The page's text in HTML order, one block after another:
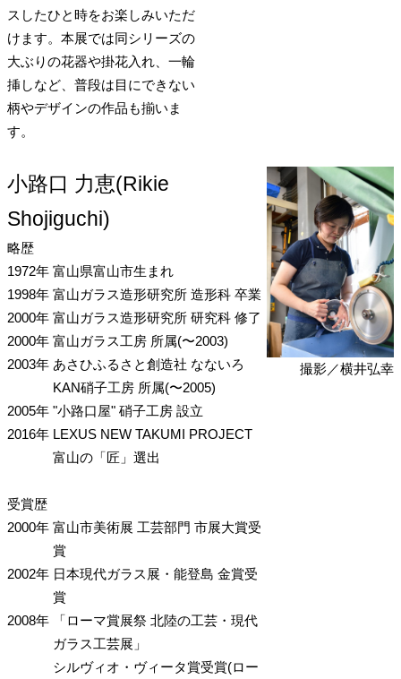
スしたひと時をお楽しみいただ
けます。本展では同シリーズの
大ぶりの花器や掛花入れ、一輪
挿しなど、普段は目にできない
柄やデザインの作品も揃いま
す。
小路口 力恵(Rikie
Shojiguchi)
略歴
1972年 富山県富山市生まれ
1998年 富山ガラス造形研究所 造形科 卒業
2000年 富山ガラス造形研究所 研究科 修了
2000年 富山ガラス工房 所属(〜2003)
2003年 あさひふるさと創造社 なないろ
KAN硝子工房 所属(〜2005)
2005年 "小路口屋" 硝子工房 設立
2016年 LEXUS NEW TAKUMI PROJECT
富山の「匠」選出
受賞歴
2000年 富山市美術展 工芸部門 市展大賞受
賞
2002年 日本現代ガラス展・能登島 金賞受
賞
2008年
「ローマ賞展祭 北陸の工芸・現代
ガラス工芸展」
シルヴィオ・ヴィータ賞受賞(ロー
撮影／横井弘幸